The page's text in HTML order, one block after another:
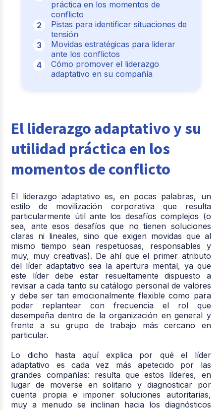
práctica en los momentos de
conflicto
Pistas para identificar situaciones de
tensión
Movidas estratégicas para liderar
ante los conflictos
Cómo promover el liderazgo
adaptativo en su compañía
El liderazgo adaptativo y su
utilidad práctica en los
momentos de conflicto
El liderazgo adaptativo es, en pocas palabras, un
estilo de movilización corporativa que resulta
particularmente útil ante los desafíos complejos (o
sea, ante esos desafíos que no tienen soluciones
claras ni lineales, sino que exigen movidas que al
mismo tiempo sean respetuosas, responsables y
muy, muy creativas). De ahí que el primer atributo
del líder adaptativo sea la apertura mental, ya que
este líder debe estar resueltamente dispuesto a
revisar a cada tanto su catálogo personal de valores
y debe ser tan emocionalmente flexible como para
poder replantear con frecuencia el rol que
desempeña dentro de la organización en general y
frente a su grupo de trabajo más cercano en
particular.
Lo dicho hasta aquí explica por qué el líder
adaptativo es cada vez más apetecido por las
grandes compañías: resulta que estos líderes, en
lugar de moverse en solitario y diagnosticar por
cuenta propia e imponer soluciones autoritarias,
muy a menudo se inclinan hacia los diagnósticos